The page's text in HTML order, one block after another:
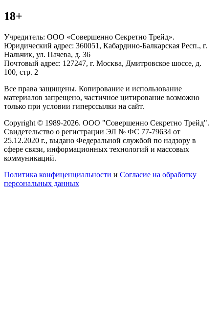
18+
Учредитель: ООО «Совершенно Секретно Трейд».
Юридический адрес: 360051, Кабардино-Балкарская Респ., г.
Нальчик, ул. Пачева, д. 36
Почтовый адрес: 127247, г. Москва, Дмитровское шоссе, д.
100, стр. 2
Все права защищены. Копирование и использование
материалов запрещено, частичное цитирование возможно
только при условии гиперссылки на сайт.
Copyright © 1989-2026. ООО "Совершенно Секретно Трейд".
Свидетельство о регистрации ЭЛ № ФС 77-79634 от
25.12.2020 г., выдано Федеральной службой по надзору в
сфере связи, информационных технологий и массовых
коммуникаций.
Политика конфиценциальности и Согласие на обработку
персональных данных